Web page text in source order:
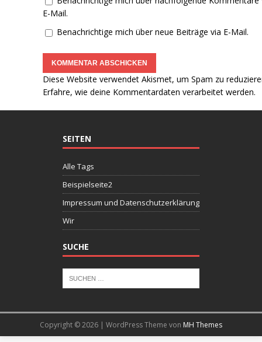
E-Mail.
Benachrichtige mich über neue Beiträge via E-Mail.
Diese Website verwendet Akismet, um Spam zu
Erfahre, wie deine Kommentardaten verarbeitet werden.
SEITEN
Alle Tags
Beispielseite2
Impressum und Datenschutzerklärung
Wir
SUCHE
Copyright © 2026 | WordPress Theme von MH Themes